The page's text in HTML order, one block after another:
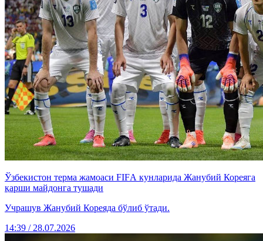
Ўзбекистон терма жамоаси FIFА кунларида Жанубий Кореяга
қарши майдонга тушади
Учрашув Жанубий Кореяда бўлиб ўтади.
14:39 / 28.07.2026